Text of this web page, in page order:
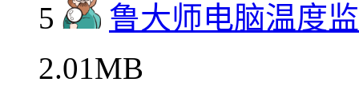
5
鲁大师电脑温度
2.01MB